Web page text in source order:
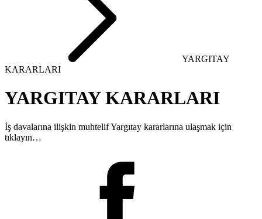
YARGITAY
KARARLARI
YARGITAY KARARLARI
İş davalarına ilişkin muhtelif Yargıtay kararlarına ulaşmak için
tıklayın…